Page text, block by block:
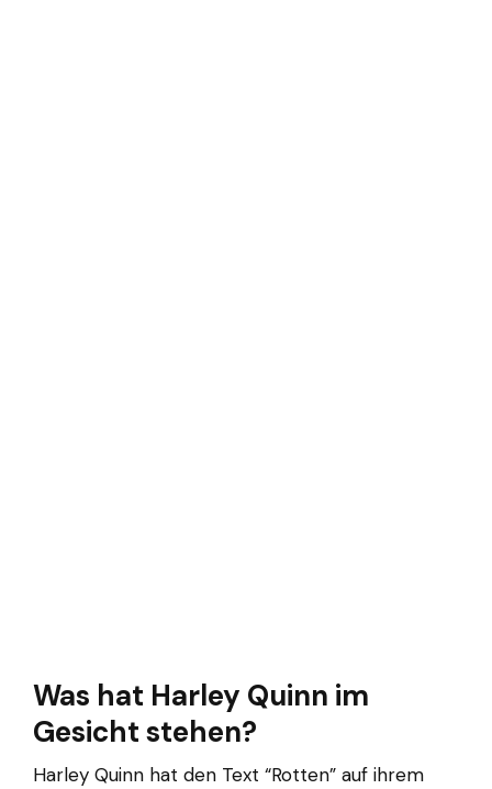
Was hat Harley Quinn im
Gesicht stehen?
Harley Quinn hat den Text “Rotten” auf ihrem